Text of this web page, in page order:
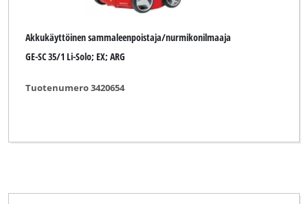
Mr. Gardener
Ozito
Pattfield
Akkukäyttöinen sammaleenpoistaja/nurmikonilmaaja
GE-SC 35/1 Li-Solo; EX; ARG
Tuotenumero 3420654